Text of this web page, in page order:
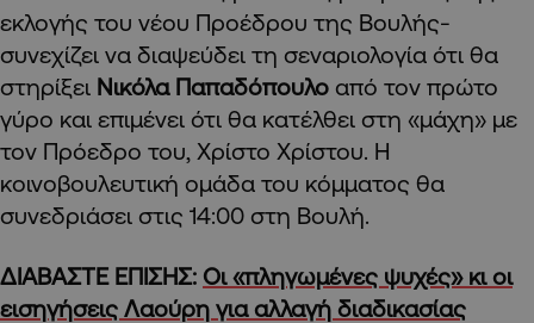
εκλογής του νέου Προέδρου της Βουλής-
συνεχίζει να διαψεύδει τη σεναριολογία ότι θα
στηρίξει Νικόλα Παπαδόπουλο από τον πρώτο
γύρο και επιμένει ότι θα κατέλθει στη «μάχη» με
τον Πρόεδρο του, Χρίστο Χρίστου. Η
κοινοβουλευτική ομάδα του κόμματος θα
συνεδριάσει στις 14:00 στη Βουλή.
ΔΙΑΒΑΣΤΕ ΕΠΙΣΗΣ: Οι «πληγωμένες ψυχές» κι οι
εισηγήσεις Λαούρη για αλλαγή διαδικασίας